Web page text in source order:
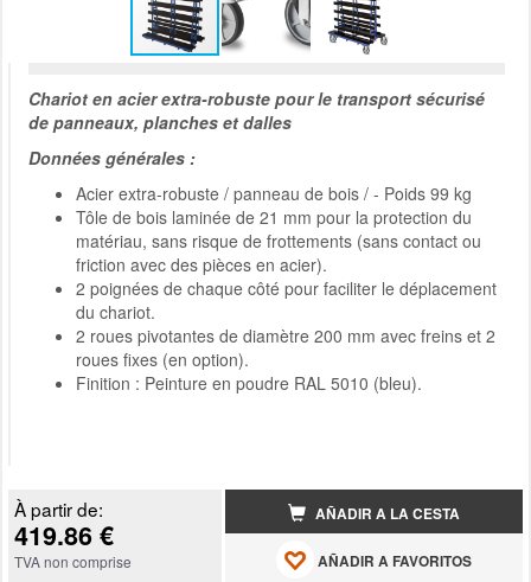
Chariot en acier extra-robuste pour le transport sécurisé
de panneaux, planches et dalles
Données générales :
Acier extra-robuste / panneau de bois / - Poids 99 kg
Tôle de bois laminée de 21 mm pour la protection du
matériau, sans risque de frottements (sans contact ou
friction avec des pièces en acier).
2 poignées de chaque côté pour faciliter le déplacement
du chariot.
2 roues pivotantes de diamètre 200 mm avec freins et 2
roues fixes (en option).
Finition : Peinture en poudre RAL 5010 (bleu).
À partir de:
419.86 €
TVA non comprise
AÑADIR A LA CESTA
AÑADIR A FAVORITOS